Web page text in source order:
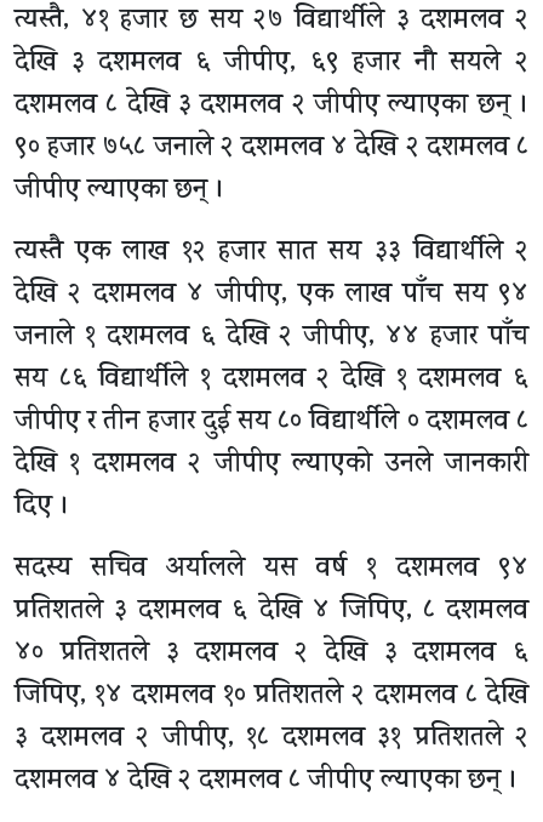
त्यस्तै, ४१ हजार छ सय २७ विद्यार्थीले ३ दशमलव २
देखि ३ दशमलव ६ जीपीए, ६९ हजार नौ सयले २
दशमलव ८ देखि ३ दशमलव २ जीपीए ल्याएका छन् ।
९० हजार ७५८ जनाले २ दशमलव ४ देखि २ दशमलव ८
जीपीए ल्याएका छन् ।
त्यस्तै एक लाख १२ हजार सात सय ३३ विद्यार्थीले २
देखि २ दशमलव ४ जीपीए, एक लाख पाँच सय ९४
जनाले १ दशमलव ६ देखि २ जीपीए, ४४ हजार पाँच
सय ८६ विद्यार्थीले १ दशमलव २ देखि १ दशमलव ६
जीपीए र तीन हजार दुई सय ८० विद्यार्थीले ० दशमलव ८
देखि १ दशमलव २ जीपीए ल्याएको उनले जानकारी
दिए ।
सदस्य सचिव अर्यालले यस वर्ष १ दशमलव ९४
प्रतिशतले ३ दशमलव ६ देखि ४ जिपिए, ८ दशमलव
४० प्रतिशतले ३ दशमलव २ देखि ३ दशमलव ६
जिपिए, १४ दशमलव १० प्रतिशतले २ दशमलव ८ देखि
३ दशमलव २ जीपीए, १८ दशमलव ३१ प्रतिशतले २
दशमलव ४ देखि २ दशमलव ८ जीपीए ल्याएका छन् ।